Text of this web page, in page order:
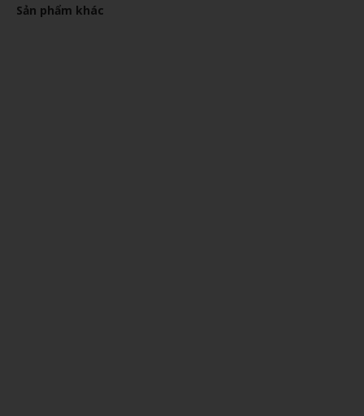
Sản phẩm khác